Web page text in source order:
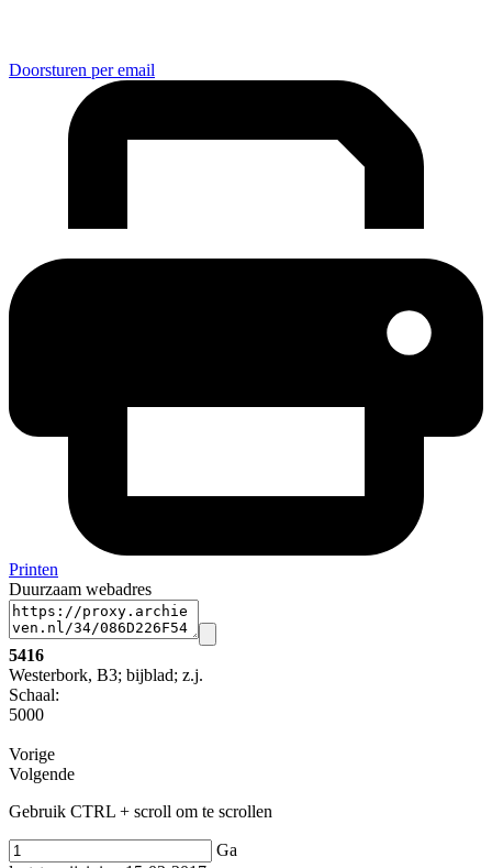
Doorsturen per email
Printen
Duurzaam webadres
5416
Westerbork, B3; bijblad; z.j.
Schaal:
5000
Vorige
Volgende
Gebruik CTRL + scroll om te scrollen
Ga